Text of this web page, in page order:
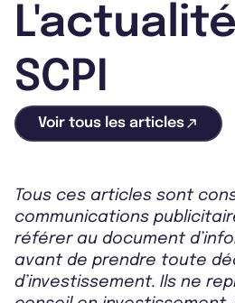
SCPI
Voir tous les articles
Tous ces articles sont
communications
référer au document
avant de prendre toute
d’investissement. Ils ne